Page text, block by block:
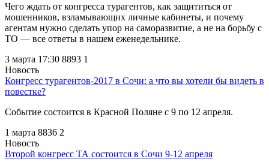
Чего ждать от конгресса турагентов, как защититься от
мошенников, взламывающих личные кабинеты, и почему
агентам нужно сделать упор на саморазвитие, а не на борьбу с
ТО — все ответы в нашем еженедельнике.
3 марта 17:30 8893 1
Новость
Конгресс турагентов-2017 в Сочи: а что вы хотели бы видеть в
повестке?
Событие состоится в Красной Поляне с 9 по 12 апреля.
1 марта 8836 2
Новость
Второй конгресс ТА состоится в Сочи 9-12 апреля